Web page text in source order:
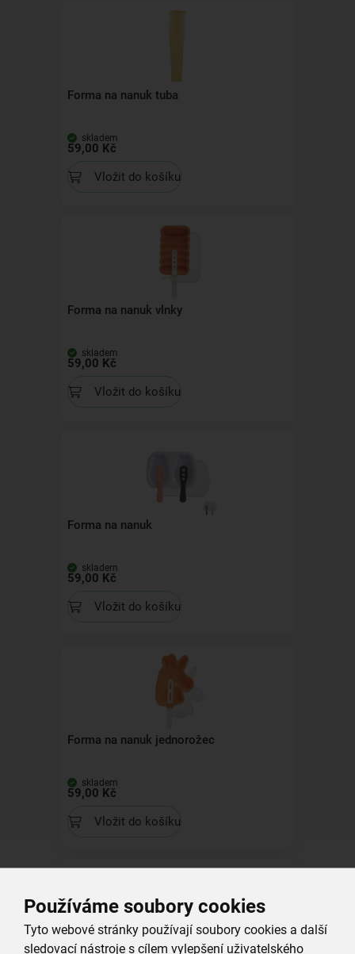
Používáme soubory cookies
Tyto webové stránky používají soubory cookies a další
sledovací nástroje s cílem vylepšení uživatelského
Forma na nanuk tuba
skladem
59,00 Kč
Vložit do košíku
Forma na nanuk vlnky
skladem
59,00 Kč
Vložit do košíku
Forma na nanuk
skladem
59,00 Kč
Vložit do košíku
Forma na nanuk jednorožec
skladem
59,00 Kč
Vložit do košíku